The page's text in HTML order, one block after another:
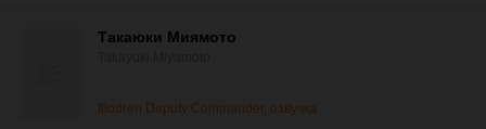
Такаюки Миямото
Illodren Deputy Commander, озвучка